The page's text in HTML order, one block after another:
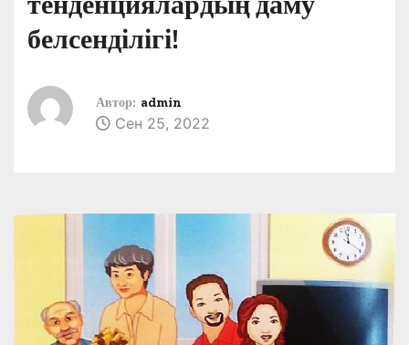
белсенділігі!
Автор: admin
Сен 25, 2022